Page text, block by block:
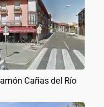
Cañas del Río